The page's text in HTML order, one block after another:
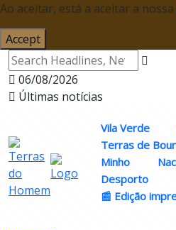
Ao aceitar, está a aceitar a nossa
Accept
06/08/2026
Últimas notícias
Vila Verde
Terras de
Minho
Desporto
📰 Edição